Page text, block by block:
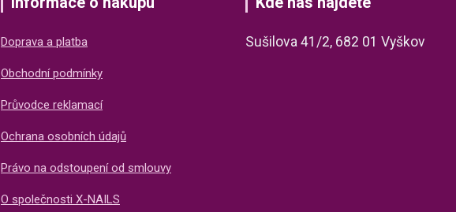
Doprava a platba
Obchodní podmínky
Průvodce reklamací
Ochrana osobních údajů
Právo na odstoupení od smlouvy
O společnosti X-NAILS
Sušilova 41/2, 682 01 Vyškov